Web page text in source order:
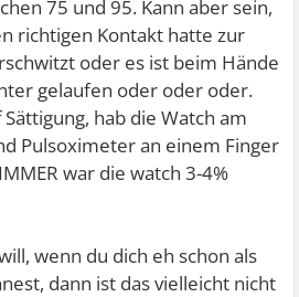
75 und 95. Kann aber sein,
richtigen Kontakt hatte zur
oder es ist beim Hände
gelaufen oder oder oder.
hab die Watch am
Pulsoximeter an einem Finger
war die watch 3-4%
wenn du dich eh schon als
dann ist das vielleicht nicht